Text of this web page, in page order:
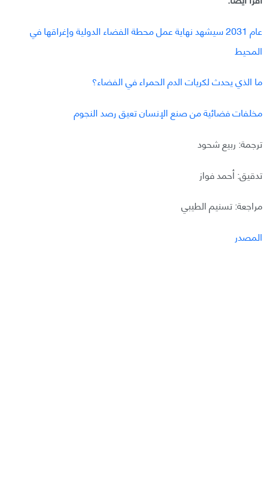
عام 2031 سيشهد نهاية عمل محطة الفضاء الدولية وإغراقها في
المحيط
ما الذي يحدث لكريات الدم الحمراء في الفضاء؟
مخلفات فضائية من صنع الإنسان تعيق رصد النجوم
ترجمة: ربيع شحود
تدقيق: أحمد فواز
مراجعة: تسنيم الطيبي
المصدر